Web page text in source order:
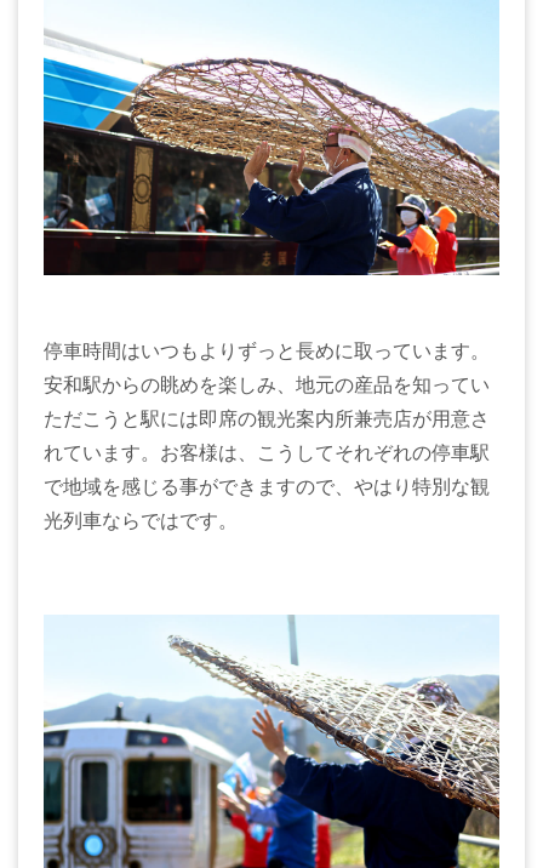
停車時間はいつもよりずっと長めに取っています。
安和駅からの眺めを楽しみ、地元の産品を知ってい
ただこうと駅には即席の観光案内所兼売店が用意さ
れています。お客様は、こうしてそれぞれの停車駅
で地域を感じる事ができますので、やはり特別な観
光列車ならではです。